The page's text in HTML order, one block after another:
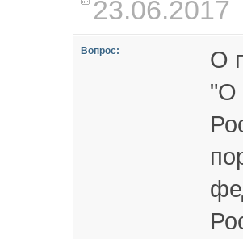
23.06.2017
Вопрос:
О
"О